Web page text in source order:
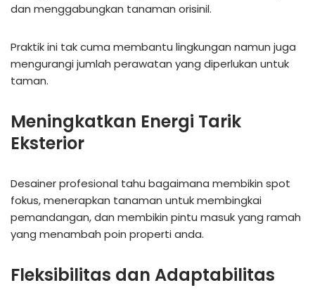
dan menggabungkan tanaman orisinil.
Praktik ini tak cuma membantu lingkungan namun juga
mengurangi jumlah perawatan yang diperlukan untuk
taman.
Meningkatkan Energi Tarik
Eksterior
Desainer profesional tahu bagaimana membikin spot
fokus, menerapkan tanaman untuk membingkai
pemandangan, dan membikin pintu masuk yang ramah
yang menambah poin properti anda.
Fleksibilitas dan Adaptabilitas